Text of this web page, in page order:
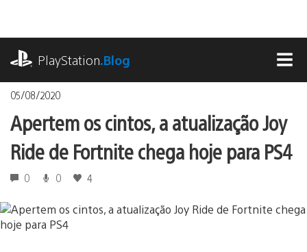
o
conteúdo
PlayStation.Blog
05/08/2020
Apertem os cintos, a atualização Joy
Ride de Fortnite chega hoje para PS4
0 0 4